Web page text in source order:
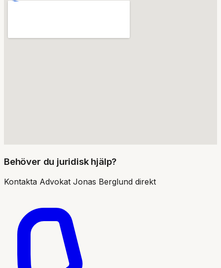
Behöver du juridisk hjälp?
Kontakta Advokat Jonas Berglund direkt